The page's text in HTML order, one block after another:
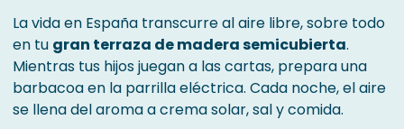
La vida en España transcurre al aire libre, sobre todo
en tu gran terraza de madera semicubierta.
Mientras tus hijos juegan a las cartas, prepara una
barbacoa en la parrilla eléctrica. Cada noche, el aire
se llena del aroma a crema solar, sal y comida.